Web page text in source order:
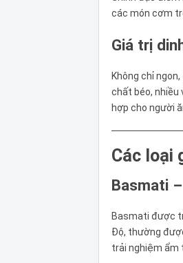
các món cơm
Giá trị
Không chỉ ngon,
chất béo, nhiều
hợp cho người
Các loại
Basmati
Basmati được
Độ, thường
trải nghiệm ẩm